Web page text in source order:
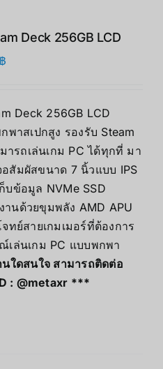
Deck 256GB LCD
฿
Deck 256GB LCD
พาสเปกสูง รองรับ Steam
ารถเล่นเกม PC ได้ทุกที่ มา
สัมผัสขนาด 7 นิ้วแบบ IPS
บข้อมูล NVMe SSD
านด้วยขุมพลัง AMD APU
ทย์สายเกมเมอร์ที่ต้องการ
เล่นเกม PC แบบพกพา
ใดสนใจ สามารถติดต่อ
: @metaxr ***